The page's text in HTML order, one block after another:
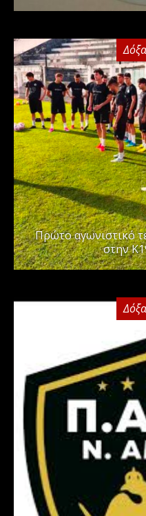
Πρώτο αγωνιστικό
στην